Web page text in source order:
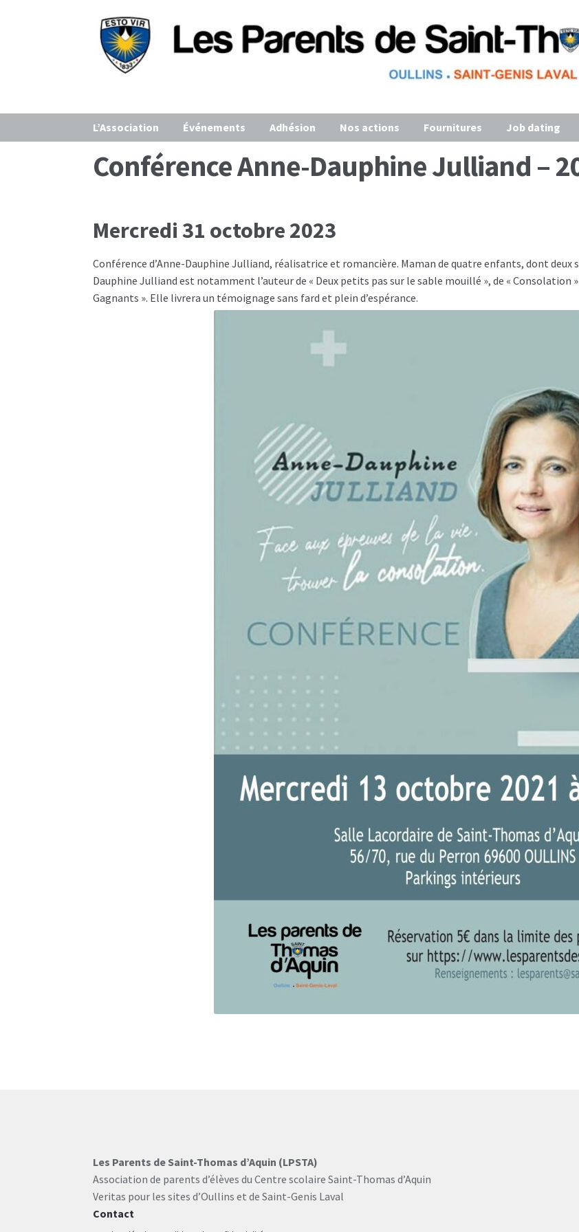
la
navigation
au
contenu
L’Association Événements Adhésion Nos actions Fournitures Job dating
Conférence Anne-Dauphine Julliand –
Mercredi 31 octobre 2023
Conférence d’Anne-Dauphine Julliand, réalisatrice et romancière. Maman de quatre enfants, dont deux
Dauphine Julliand est notamment l’auteur de « Deux petits pas sur le sable mouillé », de « Consolation
Gagnants ». Elle livrera un témoignage sans fard et plein d’espérance.
Les Parents de Saint-Thomas d’Aquin (LPSTA)
Association de parents d’élèves du Centre scolaire Saint-Thomas d’Aquin
Veritas pour les sites d’Oullins et de Saint-Genis Laval
Contact